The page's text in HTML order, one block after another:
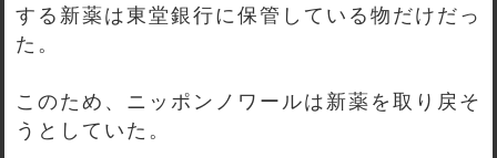
する新薬は東堂銀行に保管している物だけだっ
た。
このため、ニッポンノワールは新薬を取り戻そ
うとしていた。